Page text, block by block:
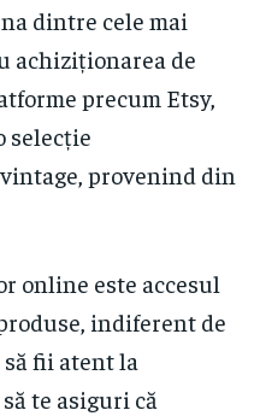
dintre cele mai
achiziționarea de
precum Etsy,
selecție
provenind din
online este accesul
indiferent de
fii atent la
te asiguri că